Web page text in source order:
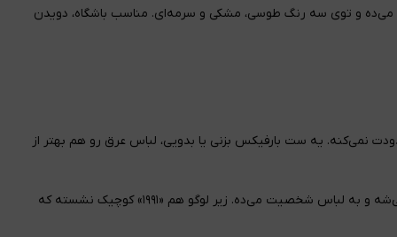
می‌ده و توی سه رنگ طوسی، مشکی و سرمه‌ای. مناسب باشگاه، دویدن
نمی‌کنه. یه ست بارفیکس بزنی یا بدویی، لباس عرق رو هم بهتر از
چاپ برجسته «ALPHA» روی سینه فقط یه لوگو نیست، بافتش حس می‌شه و به لباس شخصیت می‌ده. زیر لوگو هم «۱۹۹۱» کوچیک نشسته که